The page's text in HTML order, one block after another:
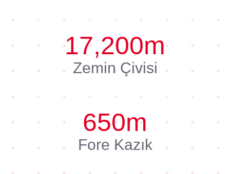
17,200m
Zemin Çivisi
650m
Fore Kazık